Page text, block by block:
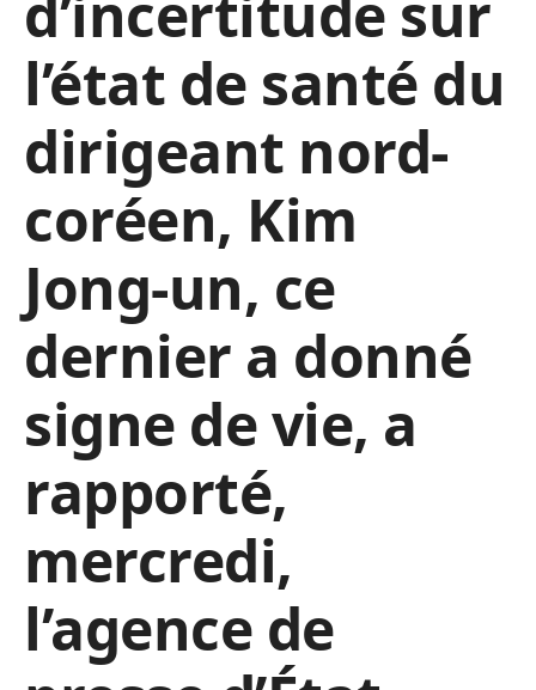
l’état de santé du
dirigeant nord-
coréen, Kim
Jong-un, ce
dernier a donné
signe de vie, a
rapporté,
mercredi,
l’agence de